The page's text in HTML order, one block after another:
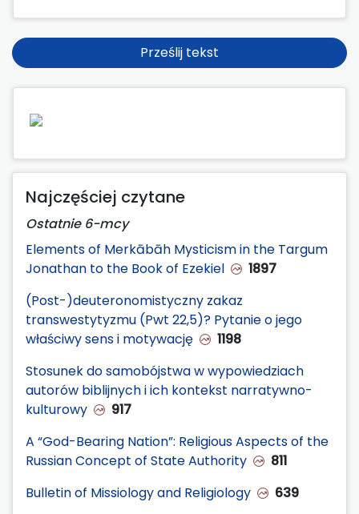
Prześlij tekst
Najczęściej czytane
Ostatnie 6-mcy
Elements of Merkābāh Mysticism in the Targum
Jonathan to the Book of Ezekiel
1897
(Post-)deuteronomistyczny zakaz
transwestytyzmu (Pwt 22,5)? Pytanie o jego
właściwy sens i motywację
1198
Stosunek do samobójstwa w wypowiedziach
autorów biblijnych i ich kontekst narratywno-
kulturowy
917
A “God-Bearing Nation”: Religious Aspects of the
Russian Concept of State Authority
811
Bulletin of Missiology and Religiology
639